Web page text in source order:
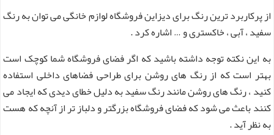
از پرکاربرد ترین رنگ برای دیزاین فروشگاه لوازم خانگی می توان به رنگ
سفید ، آبی ، خاکستری و … اشاره کرد .
به این نکته توجه داشته باشید که اگر فضای فروشگاه شما کوچک است
بهتر است که از رنگ های روشن برای طراحی فضاهای داخلی استفاده
کنید ، رنگ های روشن مانند رنگ سفید به دلیل خطای دیدی که ایجاد می
کنند باعث می شود که فضای فروشگاه بزرگتر و دلباز تر از آنچه که هست
به نظر آید .